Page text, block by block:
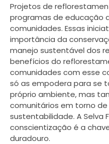
Projetos de
programas de educação
comunidades. Essas
importância da
manejo sustentável dos
benefícios do
comunidades com esse
só as empodera para se
próprio ambiente, mas
comunitários em torno
sustentabilidade. A Selva
conscientização é a
duradouro.